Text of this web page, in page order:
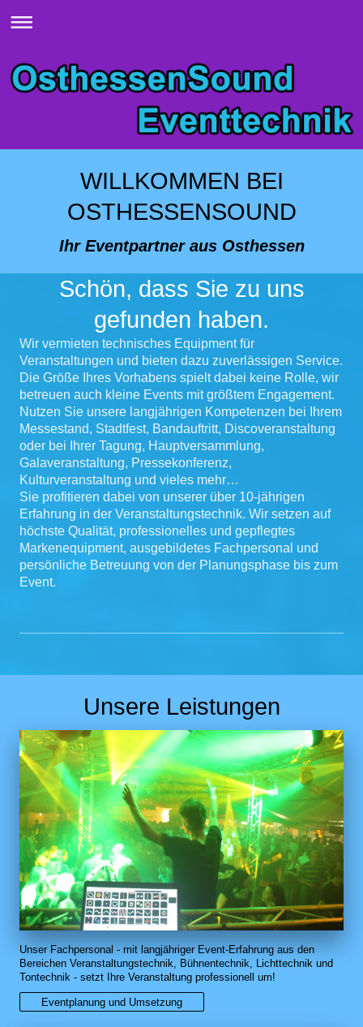
WILLKOMMEN BEI
OSTHESSENSOUND
Ihr Eventpartner aus Osthessen
Schön, dass Sie zu uns
gefunden haben.
Wir vermieten technisches Equipment für
Veranstaltungen und bieten dazu zuverlässigen Service.
Die Größe Ihres Vorhabens spielt dabei keine Rolle, wir
betreuen auch kleine Events mit größtem Engagement.
Nutzen Sie unsere langjährigen Kompetenzen bei Ihrem
Messestand, Stadtfest, Bandauftritt, Discoveranstaltung
oder bei Ihrer Tagung, Hauptversammlung,
Galaveranstaltung, Pressekonferenz,
Kulturveranstaltung und vieles mehr…
Sie profitieren dabei von unserer über 10-jährigen
Erfahrung in der Veranstaltungstechnik. Wir setzen auf
höchste Qualität, professionelles und gepflegtes
Markenequipment, ausgebildetes Fachpersonal und
persönliche Betreuung von der Planungsphase bis zum
Event.
Unsere Leistungen
Unser Fachpersonal - mit langjähriger Event-Erfahrung aus den
Bereichen Veranstaltungstechnik, Bühnentechnik, Lichttechnik und
Tontechnik - setzt Ihre Veranstaltung professionell um!
Eventplanung und Umsetzung